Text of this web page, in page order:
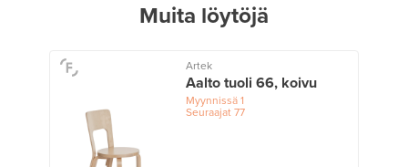
Muita löytöjä
Artek
Aalto tuoli 66, koivu
Myynnissä1
Seuraajat 77